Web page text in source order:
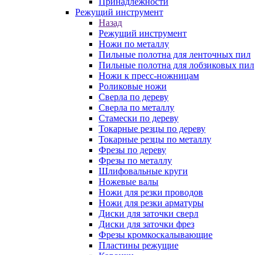
Режущий инструмент
Назад
Режущий инструмент
Ножи по металлу
Пильные полотна для ленточных пил
Пильные полотна для лобзиковых пил
Ножи к пресс-ножницам
Роликовые ножи
Сверла по дереву
Сверла по металлу
Стамески по дереву
Токарные резцы по дереву
Токарные резцы по металлу
Фрезы по дереву
Фрезы по металлу
Шлифовальные круги
Ножевые валы
Ножи для резки проводов
Ножи для резки арматуры
Диски для заточки сверл
Диски для заточки фрез
Фрезы кромкоскалывающие
Пластины режущие